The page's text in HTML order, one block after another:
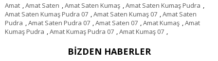
Amat ,Amat Saten ,Amat Saten Kumaş ,Amat Saten Kumaş Pudra ,
Amat Saten Kumaş Pudra 07 ,Amat Saten Kumaş 07 ,Amat Saten
Pudra ,Amat Saten Pudra 07 ,Amat Saten 07 ,Amat Kumaş ,Amat
Kumaş Pudra ,Amat Kumaş Pudra 07 ,Amat Kumaş 07 ,
BIZDEN HABERLER